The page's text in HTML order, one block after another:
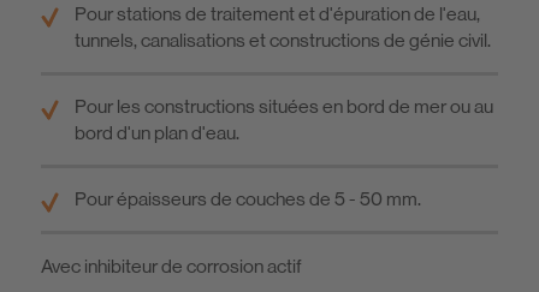
Pour stations de traitement et d'épuration de l'eau,
tunnels, canalisations et constructions de génie civil.
Pour les constructions situées en bord de mer ou au
bord d'un plan d'eau.
Pour épaisseurs de couches de 5 - 50 mm.
Avec inhibiteur de corrosion actif